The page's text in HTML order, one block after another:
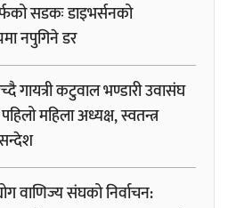
सडकः डाइभर्सनको
नपुगिने डर
गायत्री कटुवाल भण्डारी उवासंघ
महिला अध्यक्ष, स्वतन्त्र
वाणिज्य संघको निर्वाचन: